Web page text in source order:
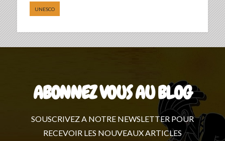
UNESCO
ABONNEZ VOUS AU BLOG
SOUSCRIVEZ A NOTRE NEWSLETTER POUR
RECEVOIR LES NOUVEAUX ARTICLES